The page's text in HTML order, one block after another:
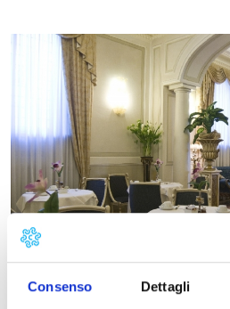
Consenso Dettagli